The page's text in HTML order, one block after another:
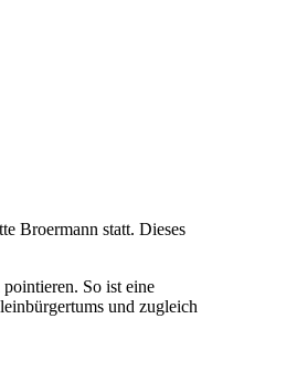
Broermann statt. Dieses
So ist eine
und zugleich